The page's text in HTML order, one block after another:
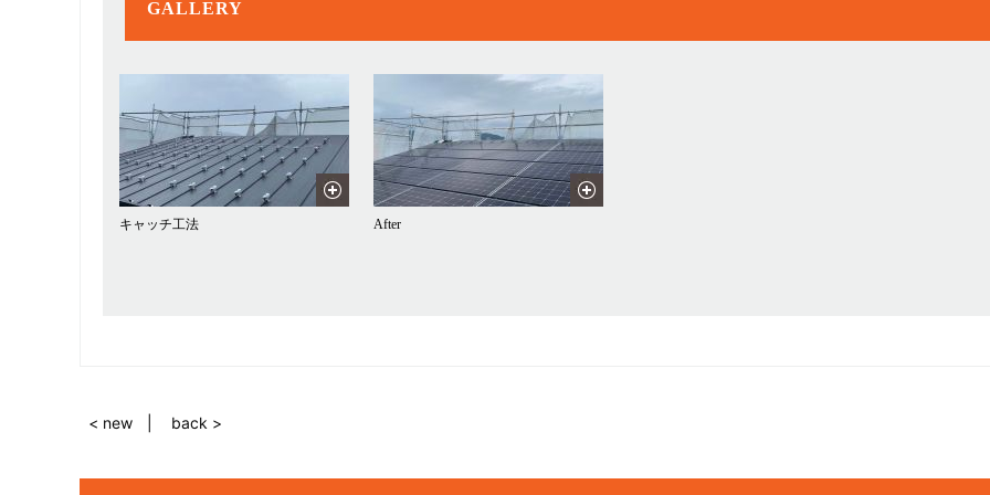
GALLERY
キャッチ工法 After
< new back >